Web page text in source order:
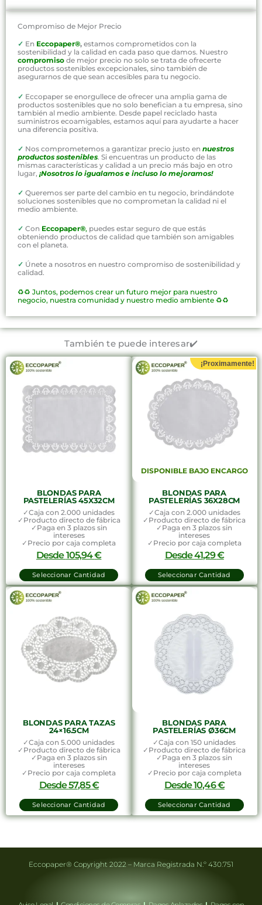
Compromiso de Mejor Precio
✓ En Eccopaper®, estamos comprometidos con la
sostenibilidad y la calidad en cada paso que damos. Nuestro
compromiso de mejor precio no solo se trata de ofrecerte
productos sostenibles excepcionales, sino también de
asegurarnos de que sean accesibles para tu negocio.
✓ Eccopaper se enorgullece de ofrecer una amplia gama de
productos sostenibles que no solo benefician a tu empresa, sino
también al medio ambiente. Desde papel reciclado hasta
suministros ecoamigables, estamos aquí para ayudarte a hacer
una diferencia positiva.
✓ Nos comprometemos a garantizar precio justo en nuestros
productos sostenibles. Si encuentras un producto de las
mismas características y calidad a un precio más bajo en otro
lugar, ¡Nosotros lo igualamos e incluso lo mejoramos!
✓ Queremos ser parte del cambio en tu negocio, brindándote
soluciones sostenibles que no comprometan la calidad ni el
medio ambiente.
✓ Con Eccopaper®, puedes estar seguro de que estás
obteniendo productos de calidad que también son amigables
con el planeta.
✓ Únete a nosotros en nuestro compromiso de sostenibilidad y
calidad.
♻️♻️ Juntos, podemos crear un futuro mejor para nuestro
negocio, nuestra comunidad y nuestro medio ambiente ♻️♻️
También te puede interesar✔️
BLONDAS PARA
PASTELERÍAS 45X32CM
✓Caja con 2.000 unidades
✓Producto directo de fábrica
✓Paga en 3 plazos sin
intereses
✓Precio por caja completa
Desde105,94€
Seleccionar Cantidad
¡Proximamente!
DISPONIBLE BAJO ENCARGO
BLONDAS PARA
PASTELERÍAS 36X28CM
✓Caja con 2.000 unidades
✓Producto directo de fábrica
✓Paga en 3 plazos sin
intereses
✓Precio por caja completa
Desde41,29€
Seleccionar Cantidad
BLONDAS PARA TAZAS
24×16.5CM
✓Caja con 5.000 unidades
✓Producto directo de fábrica
✓Paga en 3 plazos sin
intereses
✓Precio por caja completa
Desde57,85€
Seleccionar Cantidad
BLONDAS PARA
PASTELERÍAS Ø36CM
✓Caja con 150 unidades
✓Producto directo de fábrica
✓Paga en 3 plazos sin
intereses
✓Precio por caja completa
Desde10,46€
Seleccionar Cantidad
Eccopaper® Copyright 2022 – Marca Registrada N.º 430.751